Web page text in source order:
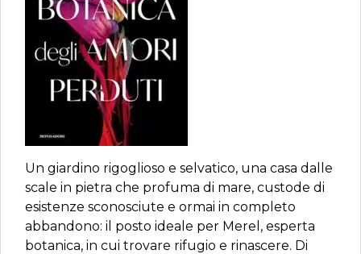
Un giardino rigoglioso e selvatico, una casa dalle
scale in pietra che profuma di mare, custode di
esistenze sconosciute e ormai in completo
abbandono: il posto ideale per Merel, esperta
botanica, in cui trovare rifugio e rinascere. Di